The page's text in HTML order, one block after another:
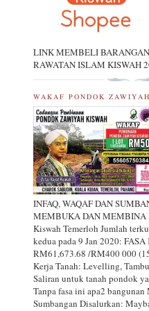
LINK MEMBELI
RAWATAN ISLAM KISWAH
WAKAF PONDOK
INFAQ, WAQAF DAN
MEMBUKA DAN MEMBINA
Kiswah Temerloh Jumlah
kedua pada 9 Jan 2020:
RM61,673.68 /RM400 000
Kerja Tanah: Levelling,
Saliran untuk tanah pondok
Tanpa fasa ini apa2
Sumbangan Disalurkan: